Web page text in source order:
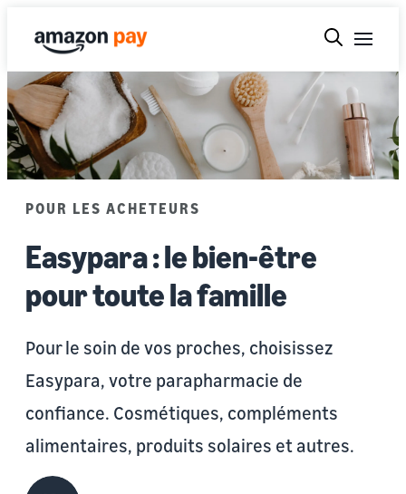
POUR LES ACHETEURS
Easypara : le bien-être
pour toute la famille
Pour le soin de vos proches, choisissez
Easypara, votre parapharmacie de
confiance. Cosmétiques, compléments
alimentaires, produits solaires et autres.